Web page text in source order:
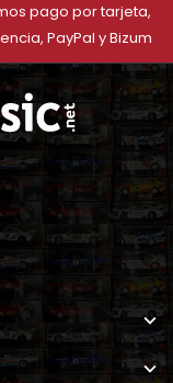
pago por tarjeta,
PayPal y Bizum